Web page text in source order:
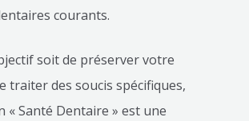
courants.
soit de préserver votre
traiter des soucis spécifiques,
« Santé Dentaire » est une